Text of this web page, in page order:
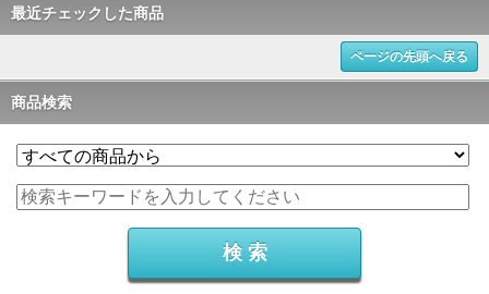
最近チェックした商品
ページの先頭へ戻る
商品検索